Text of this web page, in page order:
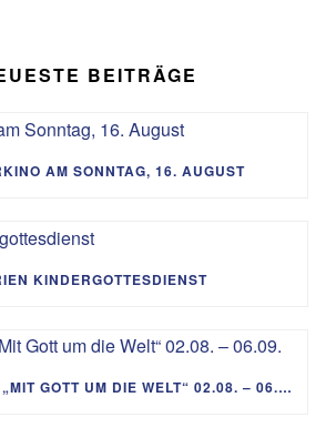
BEITRÄGE
AM SONNTAG, 16. AUGUST
KINDERGOTTESDIENST
PREDIGTREIHE „MIT GOTT UM DIE WELT“ 02.08. – 06.09.